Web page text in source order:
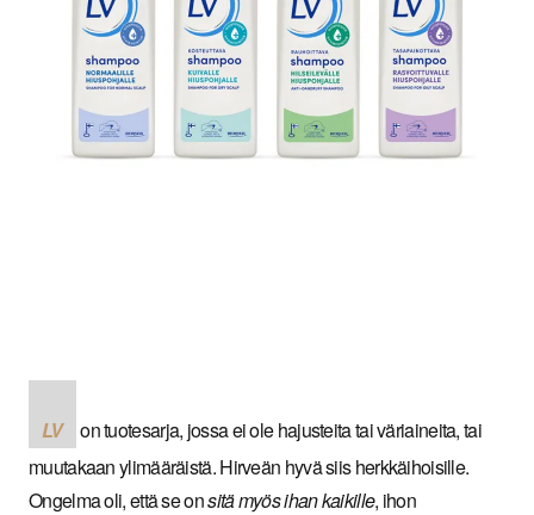
LV
on tuotesarja, jossa ei ole hajusteita tai väriaineita, tai
muutakaan ylimääräistä. Hirveän hyvä siis herkkäihoisille.
Ongelma oli, että se onsitä myös ihan kaikille, ihon